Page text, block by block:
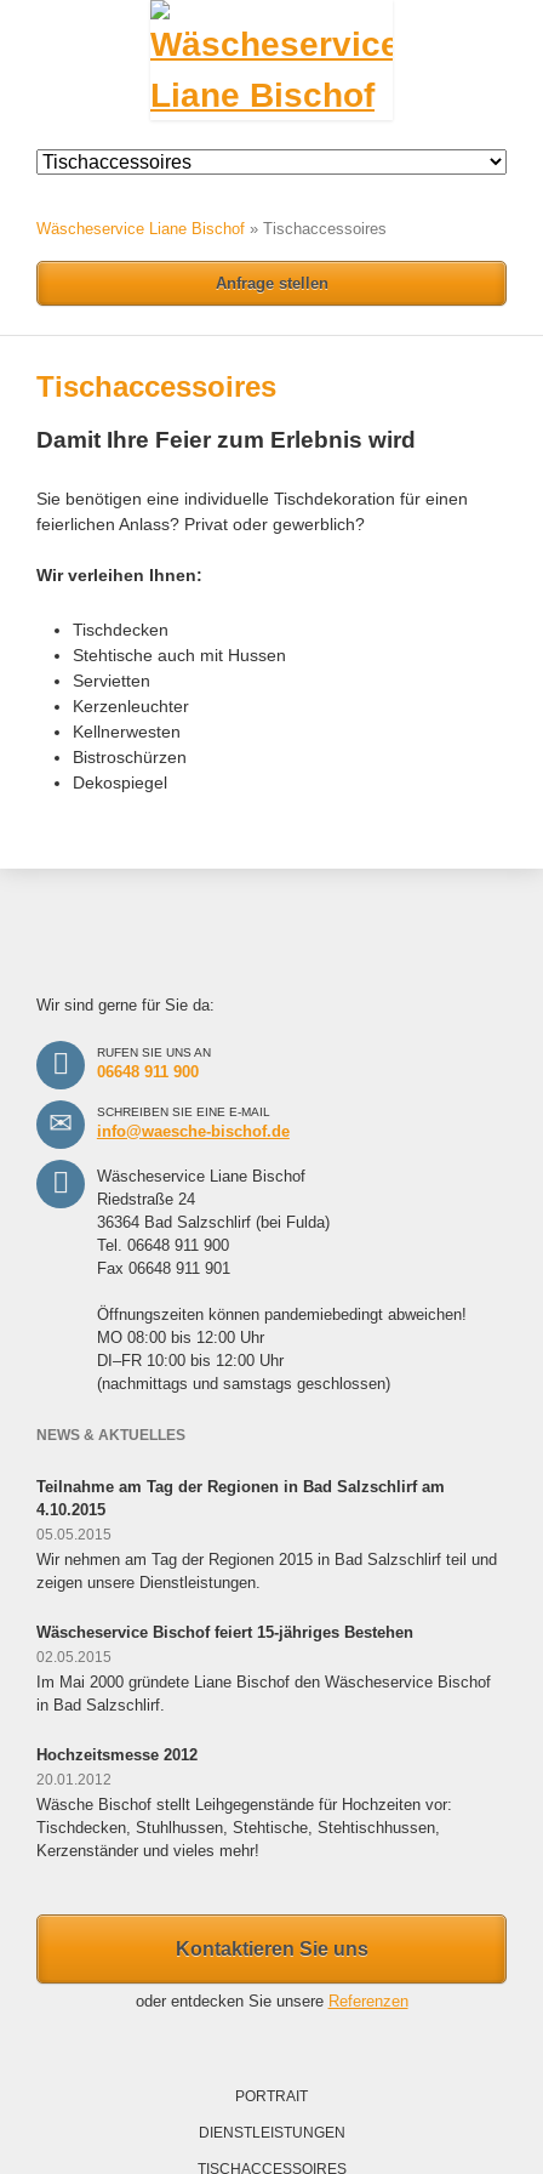
Navigation
Wäscheservice Liane Bischof» Tischaccessoires
Anfrage stellen
Tischaccessoires
Damit Ihre Feier zum Erlebnis wird
Sie benötigen eine individuelle Tischdekoration für einen
feierlichen Anlass? Privat oder gewerblich?
Wir verleihen Ihnen:
Tischdecken
Stehtische auch mit Hussen
Servietten
Kerzenleuchter
Kellnerwesten
Bistroschürzen
Dekospiegel
Wir sind gerne für Sie da:
RUFEN SIE UNS AN
06648 911 900
SCHREIBEN SIE EINE E-MAIL
info@waesche-bischof.de
Wäscheservice Liane Bischof
Riedstraße 24
36364 Bad Salzschlirf (bei Fulda)
Tel. 06648 911 900
Fax 06648 911 901
Öffnungszeiten können pandemiebedingt abweichen!
MO 08:00 bis 12:00 Uhr
DI–FR 10:00 bis 12:00 Uhr
(nachmittags und samstags geschlossen)
NEWS & AKTUELLES
Teilnahme am Tag der Regionen in Bad Salzschlirf am
4.10.2015
05.05.2015
Wir nehmen am Tag der Regionen 2015 in Bad Salzschlirf teil und
zeigen unsere Dienstleistungen.
Wäscheservice Bischof feiert 15-jähriges Bestehen
02.05.2015
Im Mai 2000 gründete Liane Bischof den Wäscheservice Bischof
in Bad Salzschlirf.
Hochzeitsmesse 2012
20.01.2012
Wäsche Bischof stellt Leihgegenstände für Hochzeiten vor:
Tischdecken, Stuhlhussen, Stehtische, Stehtischhussen,
Kerzenständer und vieles mehr!
Kontaktieren Sie uns
oder entdecken Sie unsere Referenzen
PORTRAIT
DIENSTLEISTUNGEN
TISCHACCESSOIRES